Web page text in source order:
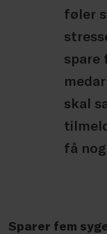
føler
spare
skal
få
Sparer fem